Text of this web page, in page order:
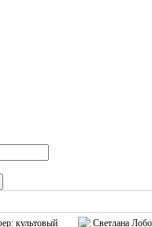
культовый
Светлана